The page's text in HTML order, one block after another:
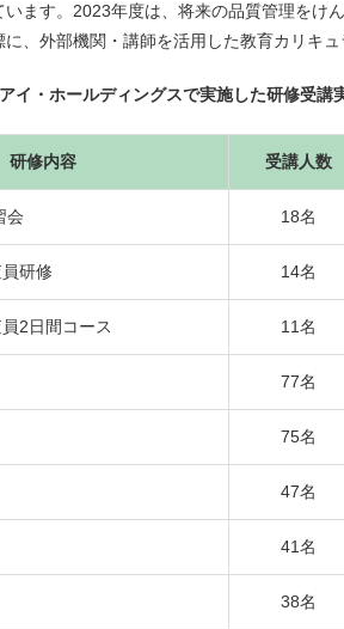
ます。2023年度は、将来の品質管理をけ
、外部機関・講師を活用した教育カリキュ
イ・ホールディングスで実施した研修受講
研修内容 受講人数
会 18名
研修 14名
2日間コース 11名
77名
75名
47名
41名
38名